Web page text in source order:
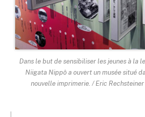
Dans le but de sensibiliser les jeunes à la
Niigata Nippô a ouvert un musée situé
nouvelle imprimerie. / Eric